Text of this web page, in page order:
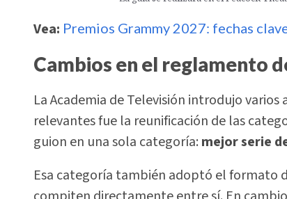
Vea: Premios Grammy 2027: fechas
Cambios en el reglamento
La Academia de Televisión introdujo
relevantes fue la reunificación de las
guion en una sola categoría: mejor serie
Esa categoría también adoptó el formato